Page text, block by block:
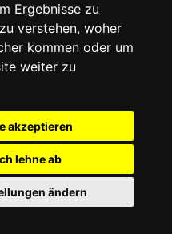
Ergebnisse zu
verstehen, woher
kommen oder um
weiter zu
akzeptieren
lehne ab
ändern
- 12:00 Uhr
- 12:00 Uhr
ruhr | 2026/27 | Letzte
2026, 16:30 Uhr